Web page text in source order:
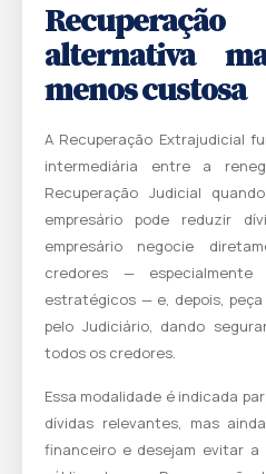
Recuperação
alternativa
menos custosa
A Recuperação Extrajudicial
intermediária entre a
Recuperação Judicial
empresário pode reduzir
empresário negocie
credores —
estratégicos — e, depois,
pelo Judiciário, dando
todos os credores.
Essa modalidade é indicada
dívidas relevantes, mas
financeiro e desejam evitar a